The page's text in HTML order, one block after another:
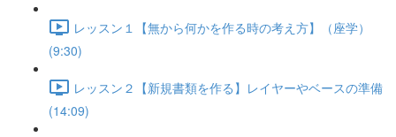
レッスン１【無から何かを作る時の考え方】（座学）
(9:30)
レッスン２【新規書類を作る】レイヤーやベースの準備
(14:09)